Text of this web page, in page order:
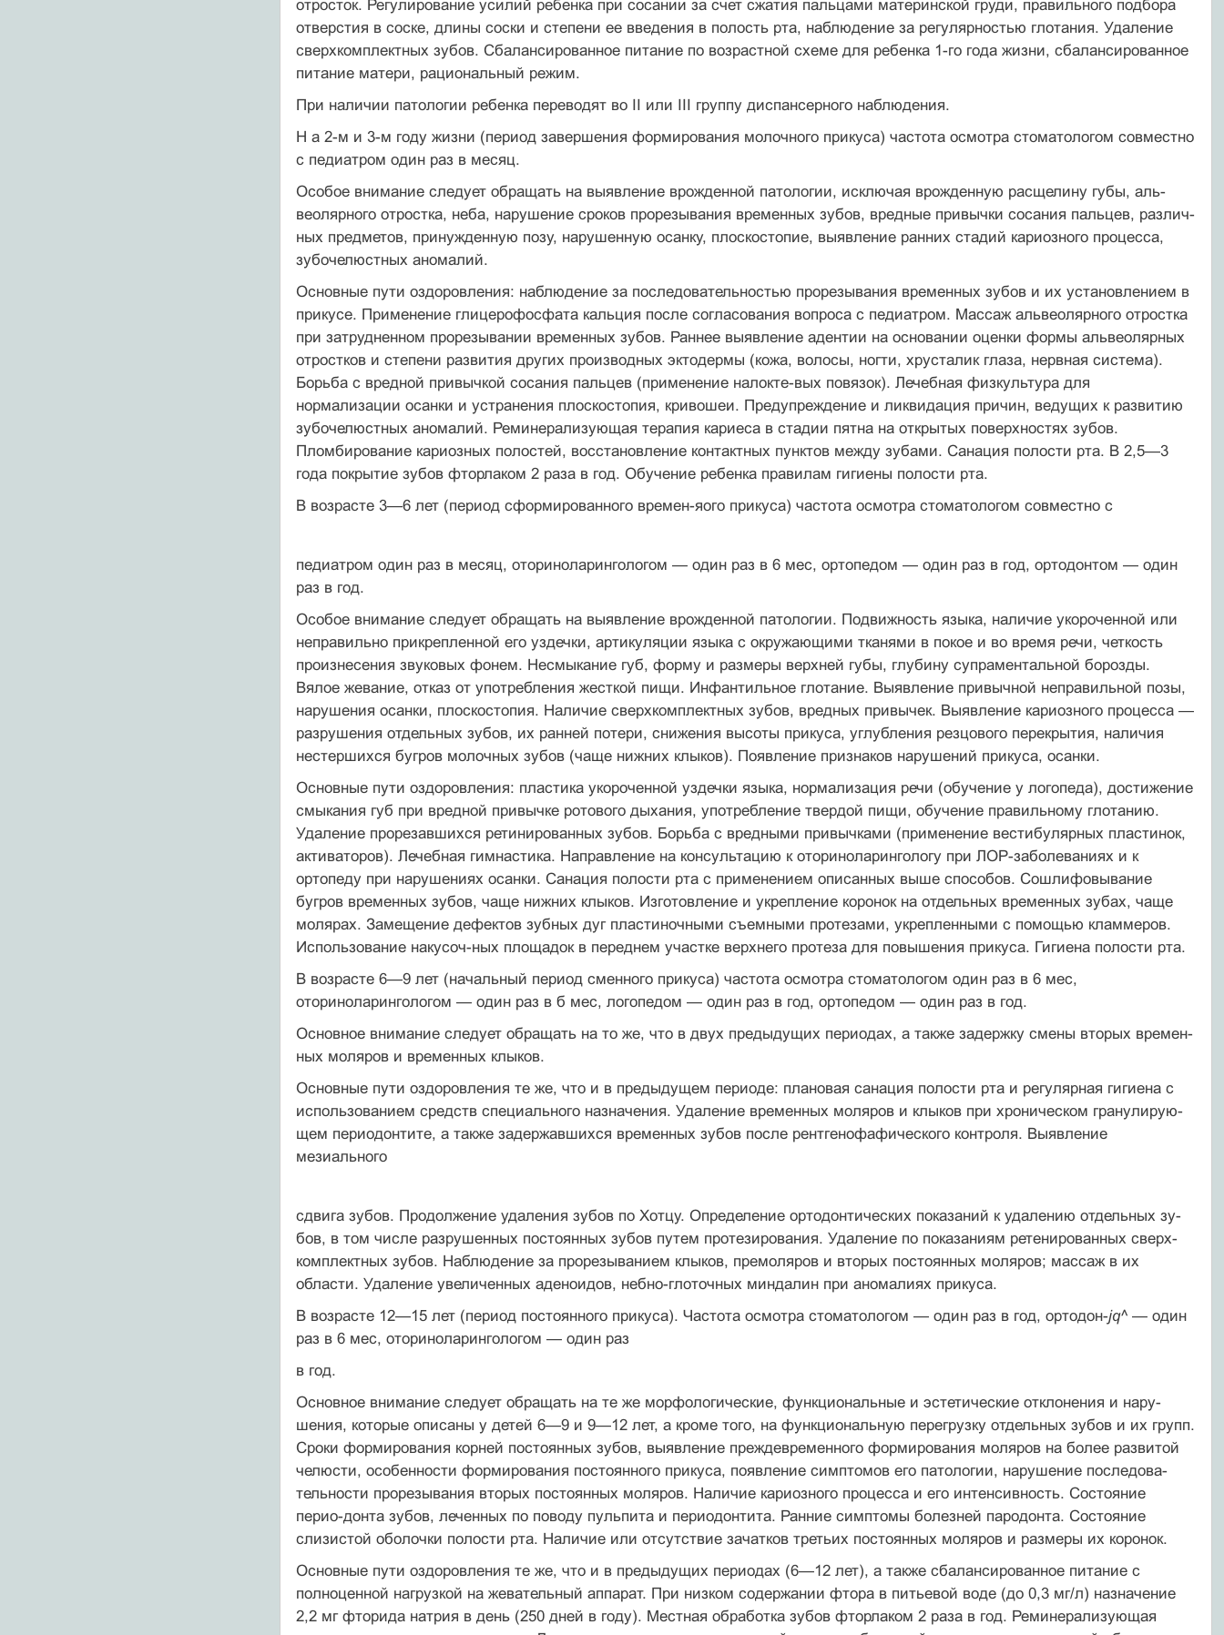
отросток. Регулирование усилий ребенка при сосании за счет сжатия пальцами материнской груди, правильного подбора
отверстия в соске, длины соски и степени ее введения в полость рта, наблюдение за регулярностью глотания. Удаление
сверхкомп­лектных зубов. Сбалансированное питание по возрастной схеме для ребенка 1-го года жизни, сбалансированное
питание ма­тери, рациональный режим.
При наличии патологии ребенка переводят во II или III группу диспансерного наблюдения.
Н а 2-м и 3-м году жизни (период завершения форми­рования молочного прикуса) частота осмотра стоматологом совместно
с педиатром один раз в месяц.
Особое внимание следует обращать на выявление врожден­ной патологии, исключая врожденную расщелину губы, аль­
веолярного отростка, неба, нарушение сроков прорезывания временных зубов, вредные привычки сосания пальцев, различ­
ных предметов, принужденную позу, нарушенную осанку, плоскостопие, выявление ранних стадий кариозного процесса,
зубочелюстных аномалий.
Основные пути оздоровления: наблюдение за последователь­ностью прорезывания временных зубов и их установлением в
прикусе. Применение глицерофосфата кальция после согласо­вания вопроса с педиатром. Массаж альвеолярного отростка
при затрудненном прорезывании временных зубов. Раннее выявление адентии на основании оценки формы альвеолярных
отростков и степени развития других производных эктодермы (кожа, волосы, ногти, хрусталик глаза, нервная система).
Борьба с вредной привычкой сосания пальцев (применение налокте-вых повязок). Лечебная физкультура для
нормализации осанки и устранения плоскостопия, кривошеи. Предупреждение и ликвидация причин, ведущих к развитию
зубочелюстных ано­малий. Реминерализующая терапия кариеса в стадии пятна на открытых поверхностях зубов.
Пломбирование кариозных поло­стей, восстановление контактных пунктов между зубами. Сана­ция полости рта. В 2,5—3
года покрытие зубов фторлаком 2 раза в год. Обучение ребенка правилам гигиены полости рта.
В возрасте 3—6 лет (период сформированного времен-яого прикуса) частота осмотра стоматологом совместно с
педиатром один раз в месяц, оториноларингологом — один раз в 6 мес, ортопедом — один раз в год, ортодонтом — один
раз в год.
Особое внимание следует обращать на выявление врожден­ной патологии. Подвижность языка, наличие укороченной или
неправильно прикрепленной его уздечки, артикуляции языка с окружающими тканями в покое и во время речи, четкость
произнесения звуковых фонем. Несмыкание губ, форму и раз­меры верхней губы, глубину супраментальной борозды.
Вялое жевание, отказ от употребления жесткой пищи. Инфантильное глотание. Выявление привычной неправильной позы,
наруше­ния осанки, плоскостопия. Наличие сверхкомплектных зубов, вредных привычек. Выявление кариозного процесса —
разру­шения отдельных зубов, их ранней потери, снижения высоты прикуса, углубления резцового перекрытия, наличия
нестер­шихся бугров молочных зубов (чаще нижних клыков). Появле­ние признаков нарушений прикуса, осанки.
Основные пути оздоровления: пластика укороченной уздеч­ки языка, нормализация речи (обучение у логопеда), дости­жение
смыкания губ при вредной привычке ротового дыхания, употребление твердой пищи, обучение правильному глотанию.
Удаление прорезавшихся ретинированных зубов. Борьба с вред­ными привычками (применение вестибулярных пластинок,
активаторов). Лечебная гимнастика. Направление на консульта­цию к оториноларингологу при ЛОР-заболеваниях и к
ортопеду при нарушениях осанки. Санация полости рта с применением описанных выше способов. Сошлифовывание
бугров временных зубов, чаще нижних клыков. Изготовление и укрепление ко­ронок на отдельных временных зубах, чаще
молярах. Замещение дефектов зубных дуг пластиночными съемными протезами, укрепленными с помощью кламмеров.
Использование накусоч-ных площадок в переднем участке верхнего протеза для повы­шения прикуса. Гигиена полости рта.
В возрасте 6—9 лет (начальный период сменного прикуса) частота осмотра стоматологом один раз в 6 мес,
оториноларингологом — один раз в б мес, логопедом — один раз в год, ортопедом — один раз в год.
Основное внимание следует обращать на то же, что в двух предыдущих периодах, а также задержку смены вторых времен­
ных моляров и временных клыков.
Основные пути оздоровления те же, что и в предыдущем периоде: плановая санация полости рта и регулярная гигиена с
использованием средств специального назначения. Удаление временных моляров и клыков при хроническом гранулирую­
щем периодонтите, а также задержавшихся временных зубов после рентгенофафического контроля. Выявление
мезиального
сдвига зубов. Продолжение удаления зубов по Хотцу. Опреде­ление ортодонтических показаний к удалению отдельных зу­
бов, в том числе разрушенных постоянных зубов путем про­тезирования. Удаление по показаниям ретенированных сверх­
комплектных зубов. Наблюдение за прорезыванием клыков, премоляров и вторых постоянных моляров; массаж в их
области. Удаление увеличенных аденоидов, небно-глоточных миндалин при аномалиях прикуса.
В возрасте 12—15 лет (период постоянного прику­са). Частота осмотра стоматологом — один раз в год, ортодон-jq^ —один
раз в 6 мес, оториноларингологом — один раз
в год.
Основное внимание следует обращать на те же морфологи­ческие, функциональные и эстетические отклонения и нару­
шения, которые описаны у детей 6—9 и 9—12 лет, а кроме того, на функциональную перегрузку отдельных зубов и их групп.
Сроки формирования корней постоянных зубов, выявление преждевременного формирования моляров на более развитой
челюсти, особенности формирования постоянного прикуса, появление симптомов его патологии, нарушение последова­
тельности прорезывания вторых постоянных моляров. Наличие кариозного процесса и его интенсивность. Состояние
перио-донта зубов, леченных по поводу пульпита и периодонтита. Ранние симптомы болезней пародонта. Состояние
слизистой оболочки полости рта. Наличие или отсутствие зачатков третьих постоянных моляров и размеры их коронок.
Основные пути оздоровления те же, что и в предыдущих периодах (6—12 лет), а также сбалансированное питание с
полноценной нагрузкой на жевательный аппарат. При низком содержании фтора в питьевой воде (до 0,3 мг/л) назначение
2,2 мг фторида натрия в день (250 дней в году). Местная об­работка зубов фторлаком 2 раза в год. Реминерализующая